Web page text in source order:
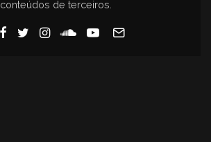
conteúdos de terceiros.